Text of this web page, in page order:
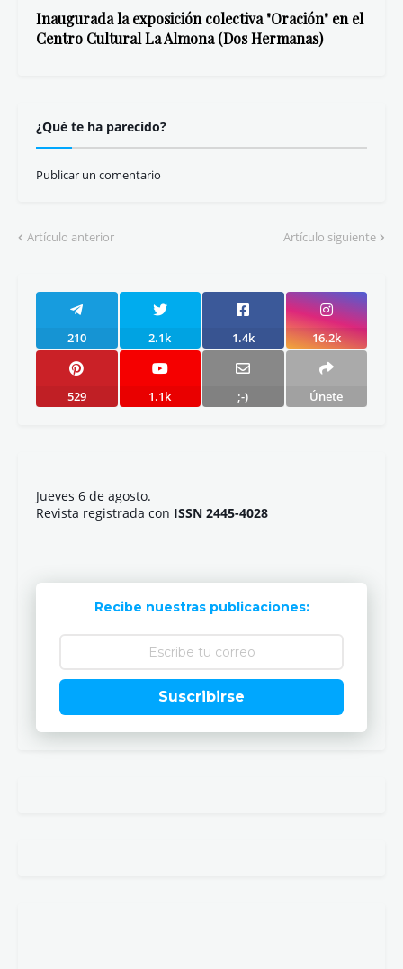
Inaugurada la exposición colectiva "Oración" en el
Centro Cultural La Almona (Dos Hermanas)
¿Qué te ha parecido?
Publicar un comentario
Artículo anterior Artículo siguiente
210 2.1k 1.4k 16.2k
529 1.1k ;-) Únete
Jueves 6 de agosto.
Revista registrada con ISSN 2445-4028
Recibe nuestras publicaciones:
Suscribirse